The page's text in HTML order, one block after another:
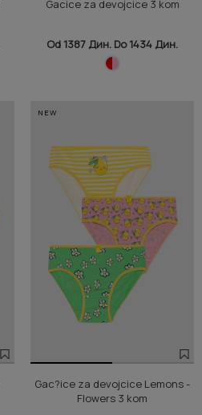
Gacice za devojcice 3 kom
Od 1387 Дин. Do 1434 Дин.
NEW
Gac?ice za devojcice Lemons -
Flowers 3 kom